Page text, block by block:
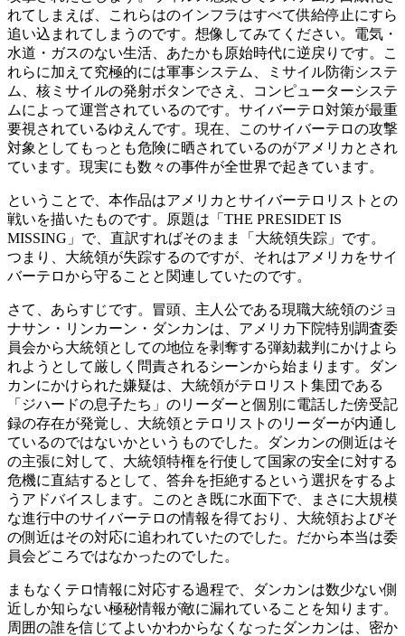
れてしまえば、これらはのインフラはすべて供給停止にすら
追い込まれてしまうのです。想像してみてください。電気・
水道・ガスのない生活、あたかも原始時代に逆戻りです。こ
れらに加えて究極的には軍事システム、ミサイル防衛システ
ム、核ミサイルの発射ボタンでさえ、コンピューターシステ
ムによって運営されているのです。サイバーテロ対策が最重
要視されているゆえんです。現在、このサイバーテロの攻撃
対象としてもっとも危険に晒されているのがアメリカとされ
ています。現実にも数々の事件が全世界で起きています。
ということで、本作品はアメリカとサイバーテロリストとの
戦いを描いたものです。原題は「THE PRESIDET IS
MISSING」で、直訳すればそのまま「大統領失踪」です。
つまり、大統領が失踪するのですが、それはアメリカをサイ
バーテロから守ることと関連していたのです。
さて、あらすじです。冒頭、主人公である現職大統領のジョ
ナサン・リンカーン・ダンカンは、アメリカ下院特別調査委
員会から大統領としての地位を剥奪する弾劾裁判にかけよら
れようとして厳しく問責されるシーンから始まります。ダン
カンにかけられた嫌疑は、大統領がテロリスト集団である
「ジハードの息子たち」のリーダーと個別に電話した傍受記
録の存在が発覚し、大統領とテロリストのリーダーが内通し
ているのではないかというものでした。ダンカンの側近はそ
の主張に対して、大統領特権を行使して国家の安全に対する
危機に直結するとして、答弁を拒絶するという選択をするよ
うアドバイスします。このとき既に水面下で、まさに大規模
な進行中のサイバーテロの情報を得ており、大統領およびそ
の側近はその対応に追われていたのでした。だから本当は委
員会どころではなかったのでした。
まもなくテロ情報に対応する過程で、ダンカンは数少ない側
近しか知らない極秘情報が敵に漏れていることを知ります。
周囲の誰を信じてよいかわからなくなったダンカンは、密か